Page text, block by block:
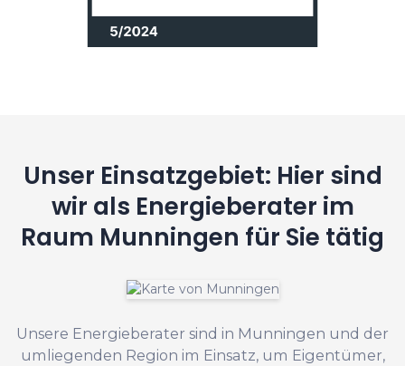
Unser Einsatzgebiet: Hier sind
wir als Energieberater im
Raum Munningen für Sie tätig
Unsere Energieberater sind in Munningen und der
umliegenden Region im Einsatz, um Eigentümer,